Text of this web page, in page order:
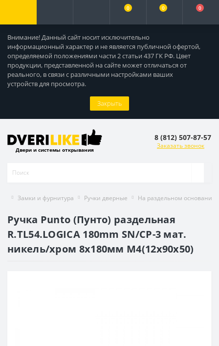
Внимание! Данный сайт носит исключительно
информационный характер и не является публичной офертой,
определяемой положениями части 2 статьи 437 ГК РФ. Цвет
продукции, представленной на сайте может отличаться от
реального, в связи с различными настройками ваших
устройств для просмотра.
Закрыть
0 0 0
Двери и системы открывания
8 (812) 507-87-57
Заказать звонок
Замки и фурнитура Ручки дверные На раздельном основании
Ручка Punto (Пунто) раздельная
R.TL54.LOGICA 180mm SN/CP-3 мат.
никель/хром 8x180мм M4(12х90х50)